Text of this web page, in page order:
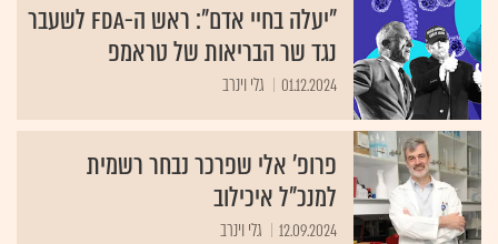
"יעלה בחיי אדם": ראש ה-FDA לשעבר
נגד שר הבריאות של טראמפ
01.12.2024 גלי וינרב
פרופ' אלי שפרכר נבחר רשמית
למנכ"ל איכילוב
12.09.2024 גלי וינרב